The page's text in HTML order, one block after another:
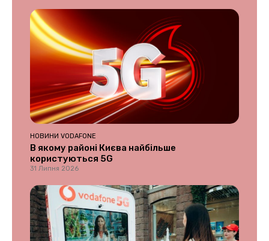
НОВИНИ VODAFONE
В якому районі Києва найбільше
користуються 5G
31 Липня 2026